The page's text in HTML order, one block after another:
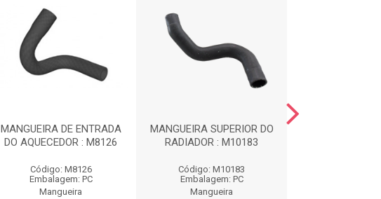
MANGUEIRA DE ENTRADA
DO AQUECEDOR : M8126
Código: M8126
Embalagem: PC
Mangueira
MANGUEIRA SUPERIOR DO
RADIADOR : M10183
Código: M10183
Embalagem: PC
Mangueira